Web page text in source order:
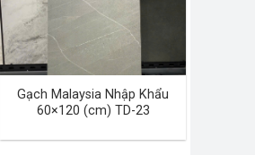
Gạch Malaysia Nhập Khẩu
60×120 (cm) TD-23